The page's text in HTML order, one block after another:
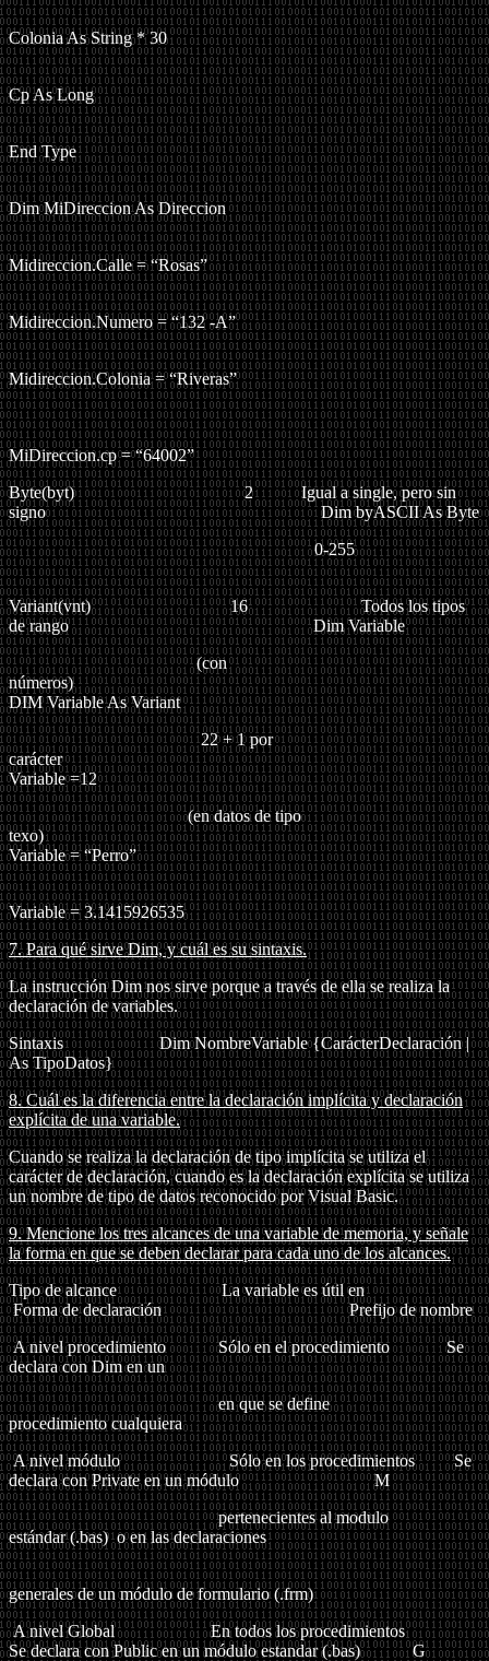
Colonia As String * 30
Cp As Long
End Type
Dim MiDireccion As Direccion
Midireccion.Calle = “Rosas”
Midireccion.Numero = “132 -A”
Midireccion.Colonia = “Riveras”
MiDireccion.cp = “64002”
Byte(byt) 2 Igual a single, pero sin
signoDim byASCII As Byte
0-255
Variant(vnt) 16 Todos los tipos
de rango Dim Variable
(con
DIM Variable As Variant
22 + 1 por
carácter
Variable =12
(en datos de tipo
texo)
Variable = “Perro”
Variable = 3.1415926535
7. Para qué sirve Dim, y cuál es su sintaxis.
La instrucción Dim nos sirve porque a través de ella se realiza la
declaración de variables.
Sintaxis
Dim NombreVariable {CarácterDeclaración |
As TipoDatos}
8. Cuál es la diferencia entre la declaración implícita y declaración
explícita de una variable.
Cuando se realiza la declaración de tipo implícita se utiliza el
carácter de declaración, cuando es la declaración explícita se utiliza
un nombre de tipo de datos reconocido por Visual Basic.
9. Mencione los tres alcances de una variable de memoria, y señale
la forma en que se deben declarar para cada uno de los alcances.
Tipo de alcance La variable es útil en
Forma de declaración Prefijo de nombre
A nivel procedimiento Sólo en el procedimiento Se
declara con Dim en un
en que se define
procedimiento cualquiera
A nivel módulo Sólo en los procedimientos Se
declara con Private en un módulo M
pertenecientes al modulo
estándar (.bas) o en las declaraciones
generales de un módulo de formulario (.frm)
A nivel Global En todos los procedimientos
Se declara con Public en un módulo estandar (.bas) G